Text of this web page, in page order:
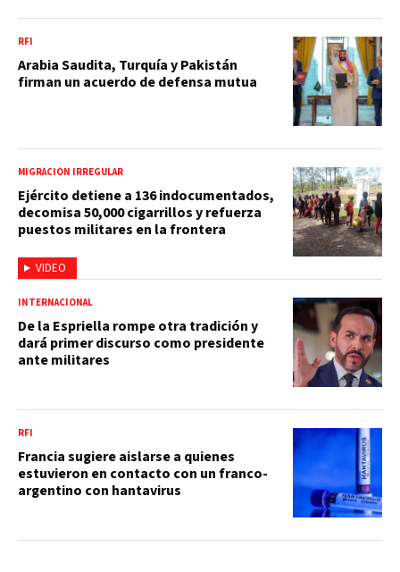
RFI
Arabia Saudita, Turquía y Pakistán
firman un acuerdo de defensa mutua
VIDEO
MIGRACIÓN IRREGULAR
Ejército detiene a 136 indocumentados,
decomisa 50,000 cigarrillos y refuerza
puestos militares en la frontera
INTERNACIONAL
De la Espriella rompe otra tradición y
dará primer discurso como presidente
ante militares
RFI
Francia sugiere aislarse a quienes
estuvieron en contacto con un franco-
argentino con hantavirus